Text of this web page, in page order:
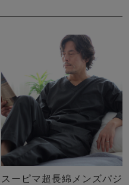
スーピマ超長綿メンズパジ